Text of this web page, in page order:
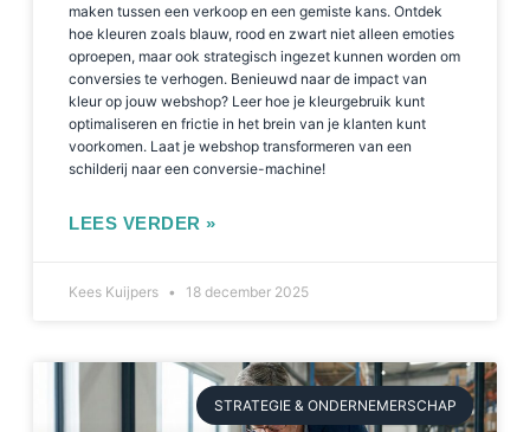
maken tussen een verkoop en een gemiste kans. Ontdek
hoe kleuren zoals blauw, rood en zwart niet alleen emoties
oproepen, maar ook strategisch ingezet kunnen worden om
conversies te verhogen. Benieuwd naar de impact van
kleur op jouw webshop? Leer hoe je kleurgebruik kunt
optimaliseren en frictie in het brein van je klanten kunt
voorkomen. Laat je webshop transformeren van een
schilderij naar een conversie-machine!
LEES VERDER »
Kees Kuijpers 18 december 2025
STRATEGIE & ONDERNEMERSCHAP